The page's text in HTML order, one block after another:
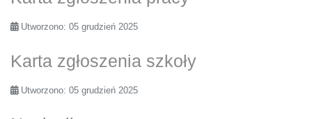
Utworzono: 05 grudzień 2025
Karta zgłoszenia szkoły
Utworzono: 05 grudzień 2025